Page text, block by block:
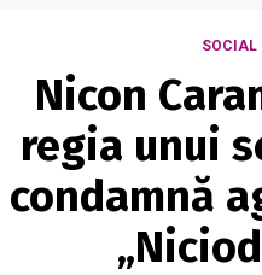
SOCIAL
Nicon
regia unui
condamnă